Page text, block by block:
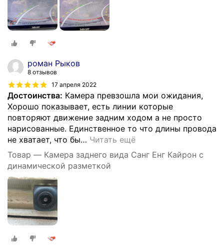
роман Рыков
8 отзывов
17 апреля 2022
Достоинства: Камера превзошла мои ожидания,
Хорошо показывает, есть линии которые
повторяют движение задним ходом а не просто
нарисованные. Единственное то что длины провода
не хватает, что бы… Читать ещё
Товар — Камера заднего вида Санг Енг Кайрон с
динамической разметкой